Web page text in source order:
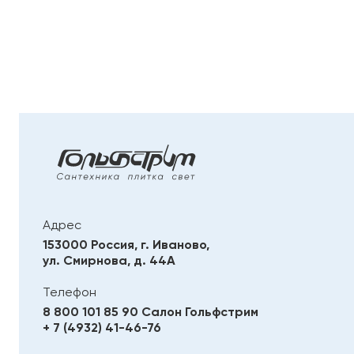
Адрес
153000 Россия, г. Иваново,
ул. Смирнова, д. 44А
Телефон
8 800 101 85 90 Салон Гольфстрим
+ 7 (4932) 41-46-76